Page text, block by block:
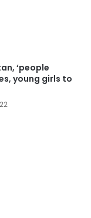
‘people
young girls to